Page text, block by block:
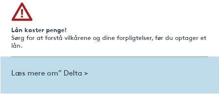
Lån koster penge!
Sørg for at forstå vilkårene og dine forpligtelser, før du optager et
lån.
Læs mere om” Delta >